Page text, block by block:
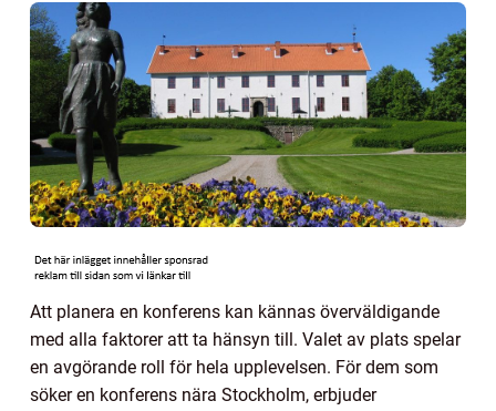
Att planera en konferens kan kännas överväldigande
med alla faktorer att ta hänsyn till. Valet av plats spelar
en avgörande roll för hela upplevelsen. För dem som
söker en konferens nära Stockholm, erbjuder